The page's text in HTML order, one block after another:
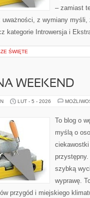
– zamiast
uważności, z wymiany
kategorie Introwersja i
ŚWIĘTE
WEEKEND
LUT - 5 - 2026
To blog o
myślą o
szybką
wyprawę.
przygód i miejskiego